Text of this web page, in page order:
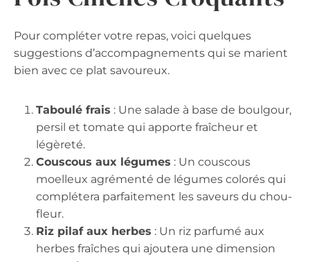
Pour compléter votre repas, voici quelques
suggestions d’accompagnements qui se marient
bien avec ce plat savoureux.
Taboulé frais : Une salade à base de boulgour,
persil et tomate qui apporte fraîcheur et
légèreté.
Couscous aux légumes : Un couscous
moelleux agrémenté de légumes colorés qui
complétera parfaitement les saveurs du chou-
fleur.
Riz pilaf aux herbes : Un riz parfumé aux
herbes fraîches qui ajoutera une dimension